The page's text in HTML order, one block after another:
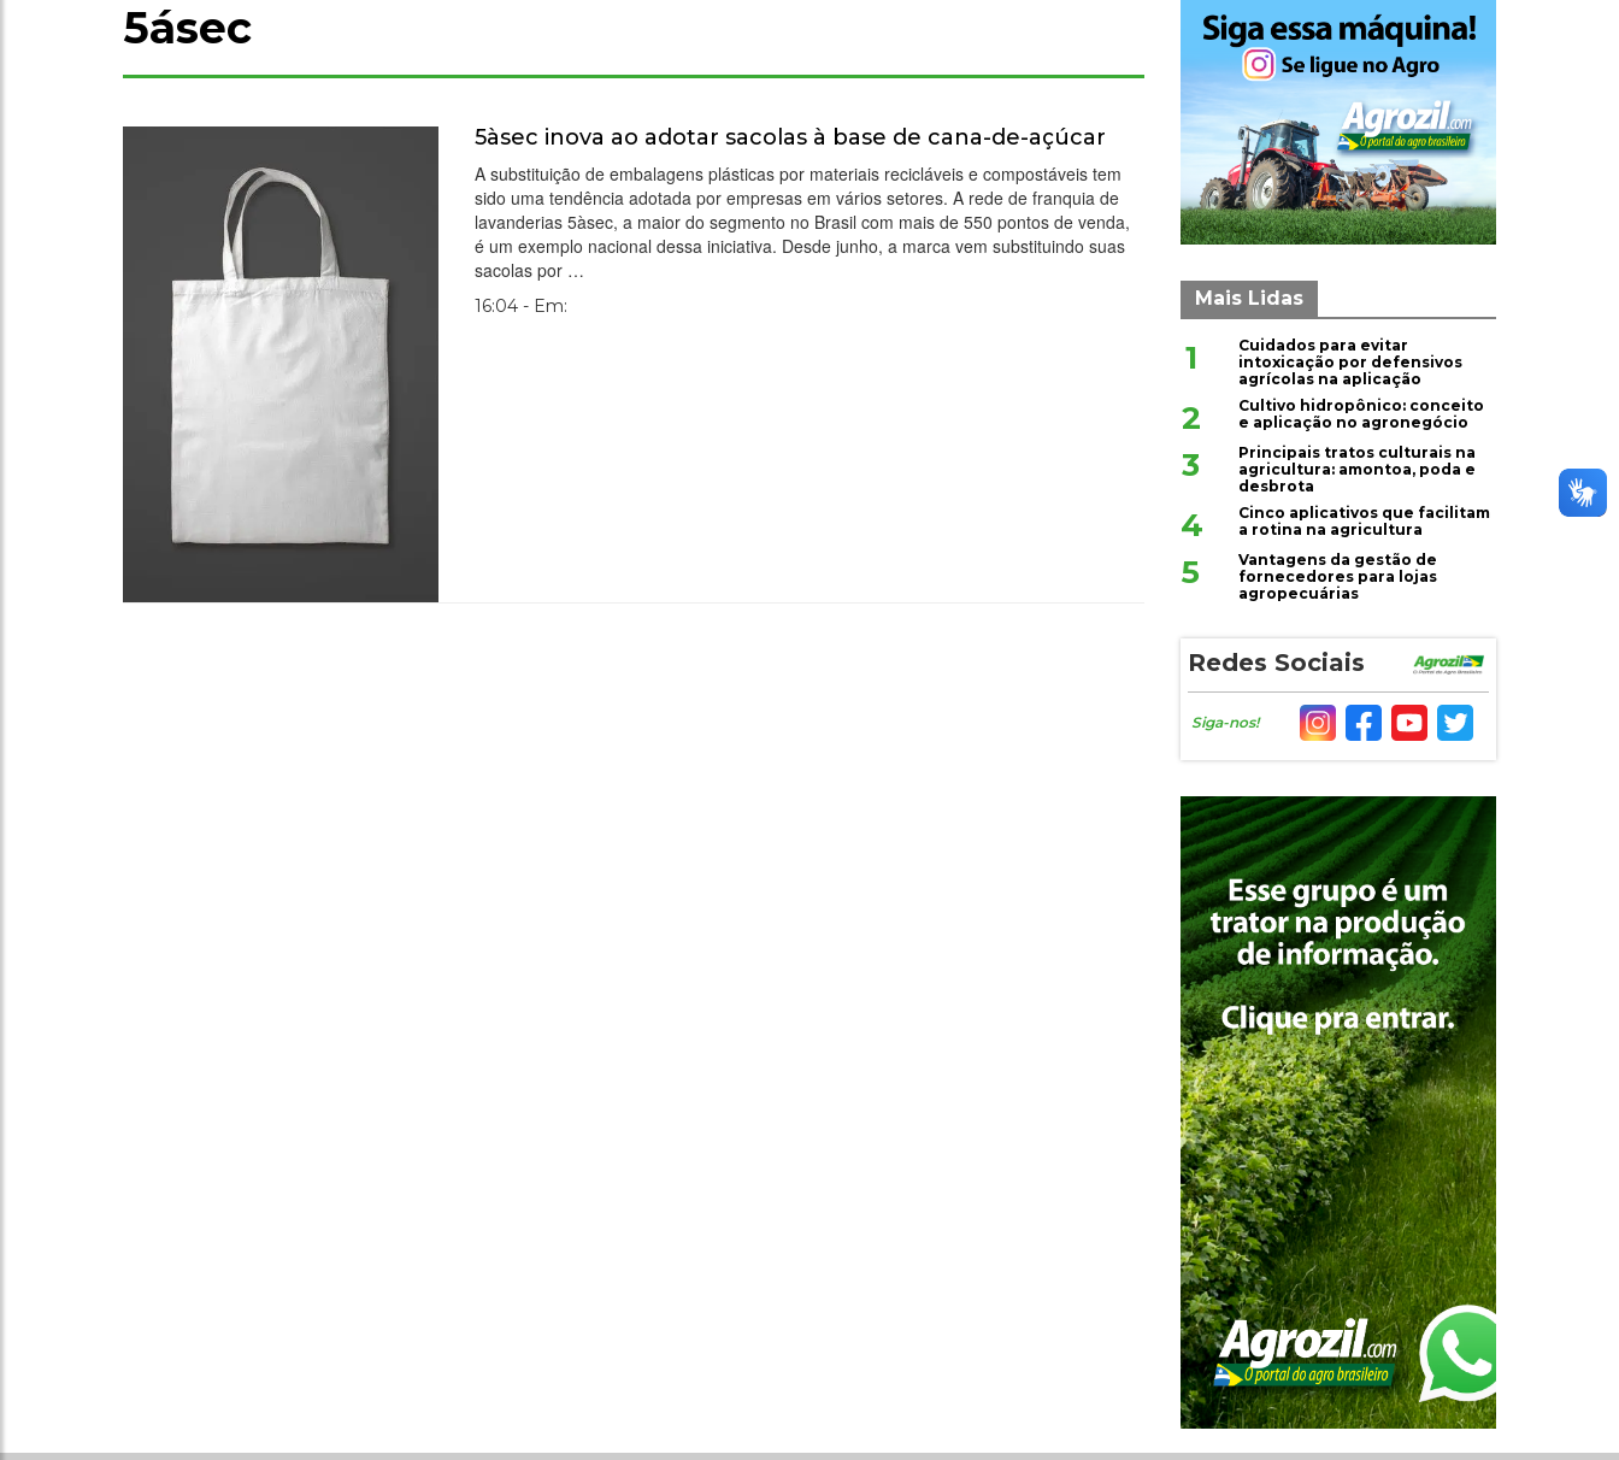
5ásec
5àsec inova ao adotar sacolas à base de cana-de-açúcar
A substituição de embalagens plásticas por materiais recicláveis e compostáveis tem
sido uma tendência adotada por empresas em vários setores. A rede de franquia de
lavanderias 5àsec, a maior do segmento no Brasil com mais de 550 pontos de venda,
é um exemplo nacional dessa iniciativa. Desde junho, a marca vem substituindo suas
sacolas por …
16:04 - Em: Mais Lidas
1
Cuidados para evitar
intoxicação por defensivos
agrícolas na aplicação
2
Cultivo hidropônico: conceito
e aplicação no agronegócio
3
Principais tratos culturais na
agricultura: amontoa, poda e
desbrota
4
Cinco aplicativos que facilitam
a rotina na agricultura
5
Vantagens da gestão de
fornecedores para lojas
agropecuárias
Redes Sociais
Siga-nos!